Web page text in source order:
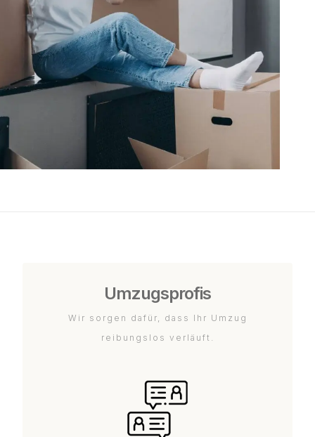
Umzugsprofis
Wir sorgen dafür, dass Ihr Umzug
reibungslos verläuft.